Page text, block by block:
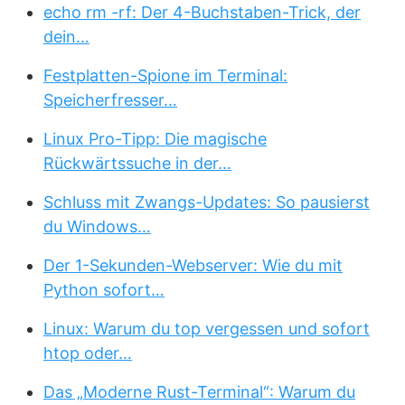
echo rm -rf: Der 4-Buchstaben-Trick, der
dein…
Festplatten-Spione im Terminal:
Speicherfresser…
Linux Pro-Tipp: Die magische
Rückwärtssuche in der…
Schluss mit Zwangs-Updates: So pausierst
du Windows…
Der 1-Sekunden-Webserver: Wie du mit
Python sofort…
Linux: Warum du top vergessen und sofort
htop oder…
Das „Moderne Rust-Terminal“: Warum du